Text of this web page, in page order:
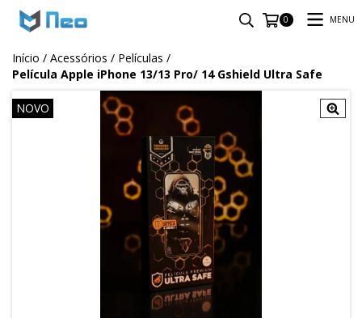
0 MENU
Início / Acessórios / Películas /
Película Apple iPhone 13/13 Pro/ 14 Gshield Ultra Safe
NOVO